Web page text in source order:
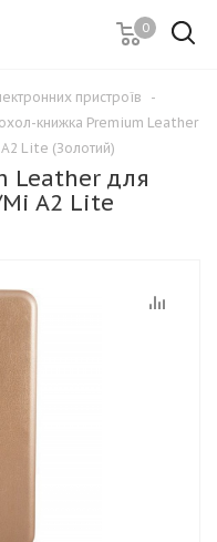
0
пристроїв
-
книжка Premium Leather
Lite (Золотий)
Leather для
A2 Lite